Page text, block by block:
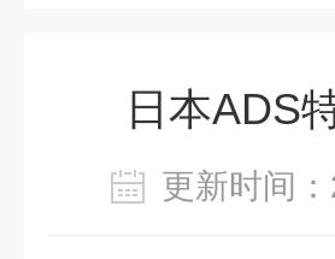
日本ADS
更新时间